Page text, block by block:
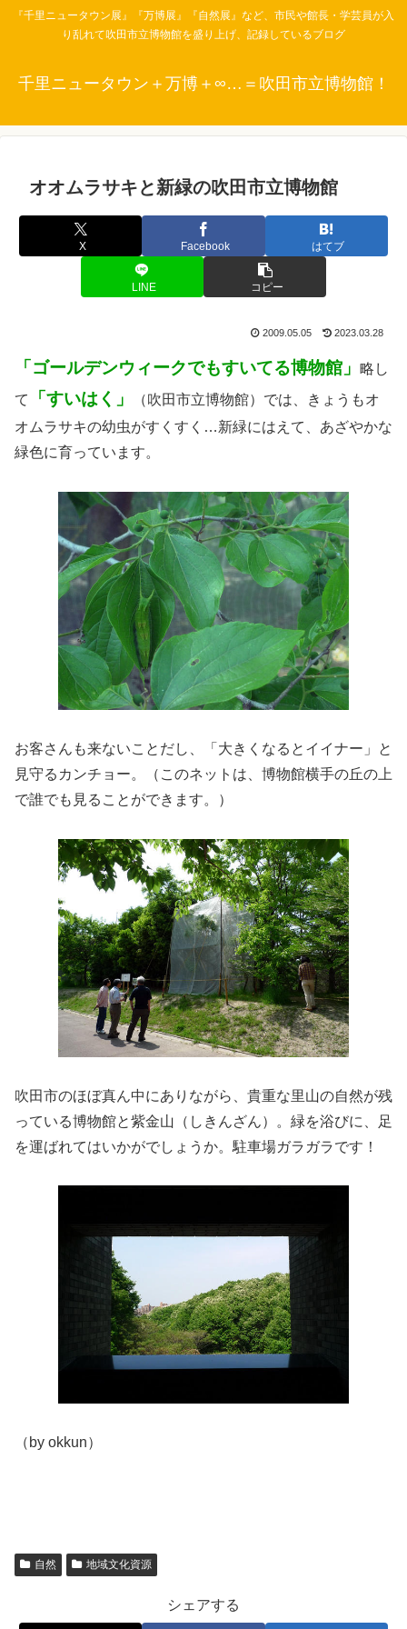
『千里ニュータウン展』『万博展』『自然展』など、市民や館長・学芸員が入
り乱れて吹田市立博物館を盛り上げ、記録しているブログ
千里ニュータウン＋万博＋∞…＝吹田市立博物館！
オオムラサキと新緑の吹田市立博物館
X Facebook はてブ
LINE コピー
2009.05.05 2023.03.28
「ゴールデンウィークでもすいてる博物館」 略し
て
「すいはく」
（吹田市立博物館）では、きょうもオ
オムラサキの幼虫がすくすく…新緑にはえて、あざやかな
緑色に育っています。
お客さんも来ないことだし、「大きくなるとイイナー」と
見守るカンチョー。（このネットは、博物館横手の丘の上
で誰でも見ることができます。）
吹田市のほぼ真ん中にありながら、貴重な里山の自然が残
っている博物館と紫金山（しきんざん）。緑を浴びに、足
を運ばれてはいかがでしょうか。駐車場ガラガラです！
（by okkun）
自然 地域文化資源
シェアする